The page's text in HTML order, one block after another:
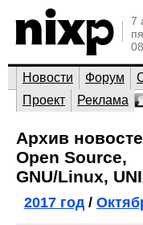
7
Новости Форум
Проект
Реклама
Архив
Open Source,
GNU/Linux,
2017 год/